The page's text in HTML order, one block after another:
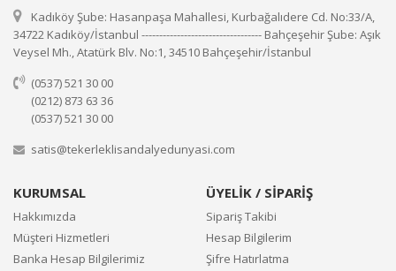
Kadıköy Şube: Hasanpaşa Mahallesi, Kurbağalıdere Cd. No:33/A,
34722 Kadıköy/İstanbul ---------------------------------- Bahçeşehir Şube: Aşık
Veysel Mh., Atatürk Blv. No:1, 34510 Bahçeşehir/İstanbul
(0537) 521 30 00
(0212) 873 63 36
(0537) 521 30 00
satis@tekerleklisandalyedunyasi.com
KURUMSAL
Hakkımızda
Müşteri Hizmetleri
Banka Hesap Bilgilerimiz
ÜYELİK / SİPARİŞ
Sipariş Takibi
Hesap Bilgilerim
Şifre Hatırlatma